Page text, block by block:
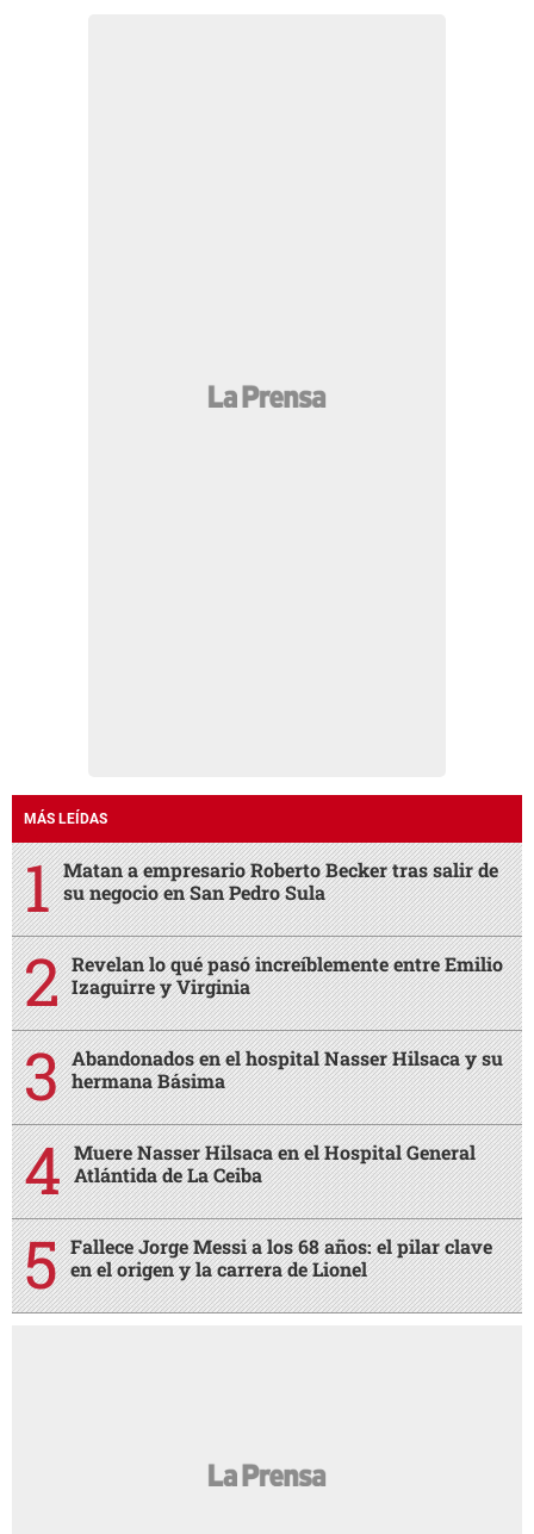
MÁS LEÍDAS
Matan a empresario Roberto Becker tras salir de
su negocio en San Pedro Sula
Revelan lo qué pasó increíblemente entre Emilio
Izaguirre y Virginia
Abandonados en el hospital Nasser Hilsaca y su
hermana Básima
Muere Nasser Hilsaca en el Hospital General
Atlántida de La Ceiba
Fallece Jorge Messi a los 68 años: el pilar clave
en el origen y la carrera de Lionel